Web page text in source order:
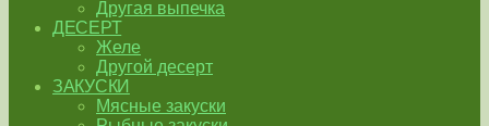
Другая выпечка
ДЕСЕРТ
Желе
Другой десерт
ЗАКУСКИ
Мясные закуски